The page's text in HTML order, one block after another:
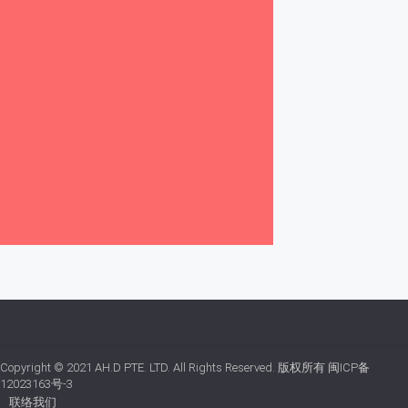
Copyright © 2021 AH.D PTE. LTD. All Rights Reserved. 版权所有 闽ICP备
12023163号-3
联络我们